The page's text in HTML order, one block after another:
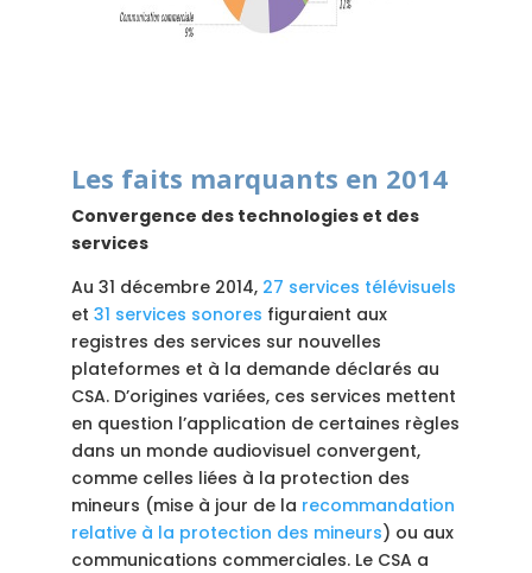
Les faits marquants en 2014
Convergence des technologies et des
services
Au 31 décembre 2014, 27 services télévisuels
et 31 services sonores figuraient aux
registres des services sur nouvelles
plateformes et à la demande déclarés au
CSA. D’origines variées, ces services mettent
en question l’application de certaines règles
dans un monde audiovisuel convergent,
comme celles liées à la protection des
mineurs (mise à jour de la recommandation
relative à la protection des mineurs) ou aux
communications commerciales. Le CSA a